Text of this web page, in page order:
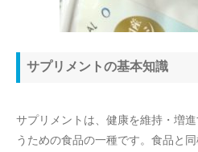
サプリメントの基本知識
サプリメントは、健康を維持・増
うための食品の一種です。食品と